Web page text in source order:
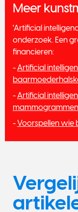
Meer
'Artificial
onderzoek. Een
financieren:
-Artificial
-Artificial
mammogrammen
-Voorspellen wie